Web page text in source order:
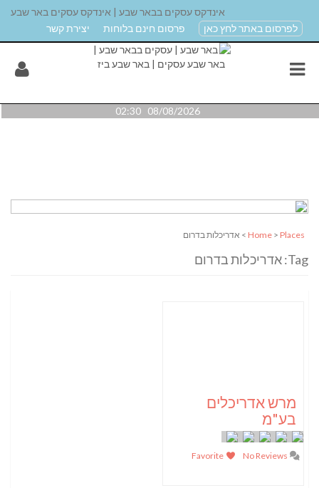
אינדקס עסקים בבאר שבע | אינדקס עסקים באר שבע
לפרסום באתר לחץ כאן
פרסום חינם בלוחות יצירת קשר
08/08/2026 02:30
Home > Places > אדריכלות בדרום
Tag: אדריכלות בדרום
מרש אדריכלים
בע"מ